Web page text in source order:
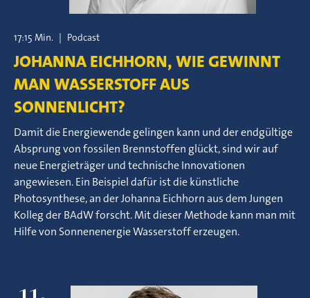
17:15 Min. | Podcast
JOHANNA EICHHORN, WIE GEWINNT
MAN WASSERSTOFF AUS
SONNENLICHT?
Damit die Energiewende gelingen kann und der endgültige
Absprung von fossilen Brennstoffen glückt, sind wir auf
neue Energieträger und technische Innovationen
angewiesen. Ein Beispiel dafür ist die künstliche
Photosynthese, an der Johanna Eichhorn aus dem Jungen
Kolleg der BAdW forscht. Mit dieser Methode kann man mit
Hilfe von Sonnenenergie Wasserstoff erzeugen.
11.